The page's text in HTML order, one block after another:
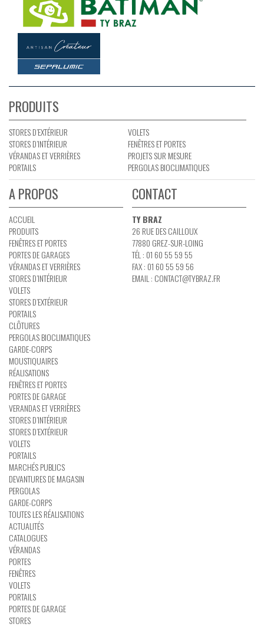
PRODUITS
STORES D’EXTÉRIEUR
STORES D’INTÉRIEUR
VÉRANDAS ET VERRIÈRES
PORTAILS
VOLETS
FENÊTRES ET PORTES
PROJETS SUR MESURE
PERGOLAS BIOCLIMATIQUES
A PROPOS
ACCUEIL
PRODUITS
FENÊTRES ET PORTES
PORTES DE GARAGES
VÉRANDAS ET VERRIÈRES
STORES D’INTÉRIEUR
VOLETS
STORES D’EXTÉRIEUR
PORTAILS
CLÔTURES
PERGOLAS BIOCLIMATIQUES
GARDE-CORPS
MOUSTIQUAIRES
RÉALISATIONS
FENÊTRES ET PORTES
PORTES DE GARAGE
VERANDAS ET VERRIÈRES
STORES D’INTÉRIEUR
STORES D’EXTÉRIEUR
VOLETS
PORTAILS
MARCHÉS PUBLICS
DEVANTURES DE MAGASIN
PERGOLAS
GARDE-CORPS
TOUTES LES RÉALISATIONS
ACTUALITÉS
CATALOGUES
VÉRANDAS
PORTES
FENÊTRES
VOLETS
PORTAILS
PORTES DE GARAGE
STORES
CONTACT
TY BRAZ
26 RUE DES CAILLOUX
77880 GREZ-SUR-LOING
TÉL : 01 60 55 59 55
FAX : 01 60 55 59 56
EMAIL : CONTACT@TYBRAZ.FR